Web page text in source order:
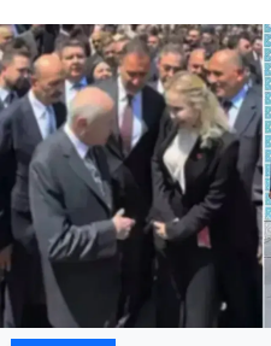
TEKNOLOJİ
YAŞAM
YEREL YÖNETİMLER